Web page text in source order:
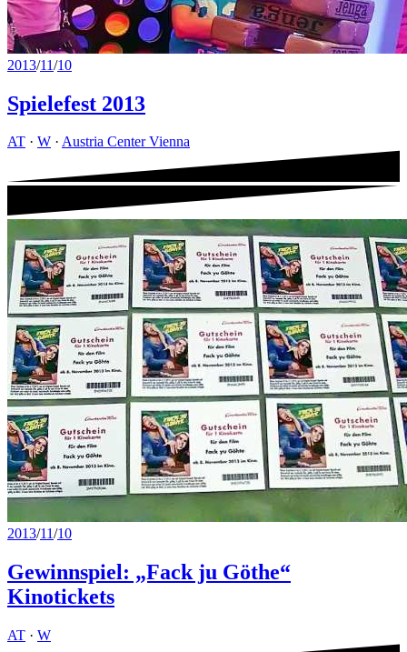
2013/11/10
Spielefest 2013
AT · W · Austria Center Vienna
2013/11/10
Gewinnspiel: „Fack ju Göthe“
Kinotickets
AT · W